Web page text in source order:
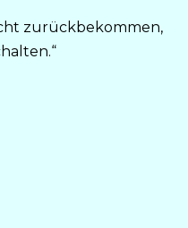
zurückbekommen,